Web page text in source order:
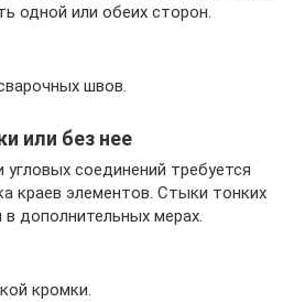
одной или обеих сторон.
швов.
или без нее
угловых соединений требуется
краев элементов. Стыки тонких
дополнительных мерах.
кромки.